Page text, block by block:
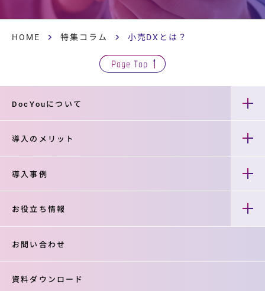
HOME 特集コラム 小売DXとは？
Page Top
DocYouについて
導入のメリット
導入事例
お役立ち情報
お問い合わせ
資料ダウンロード